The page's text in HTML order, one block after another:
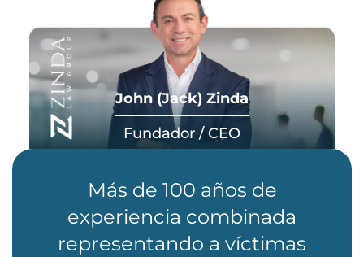
John (Jack) Zinda
Fundador / CEO
Más de 100 años de
experiencia combinada
representando a víctimas